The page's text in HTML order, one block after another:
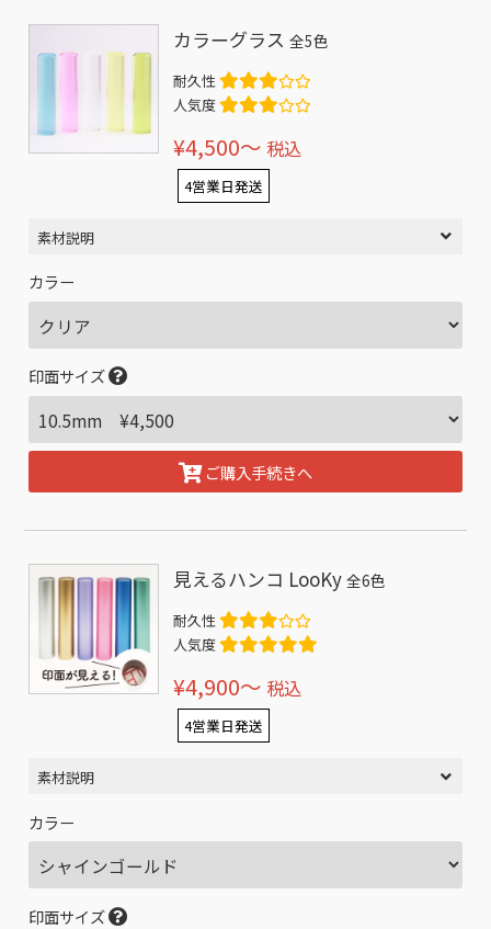
カラーグラス全5色
耐久性
人気度
¥4,500〜 税込
4営業日発送
素材説明
カラー
印面サイズ
ご購入手続きへ
見えるハンコ LooKy全6色
耐久性
人気度
¥4,900〜 税込
4営業日発送
素材説明
カラー
印面サイズ